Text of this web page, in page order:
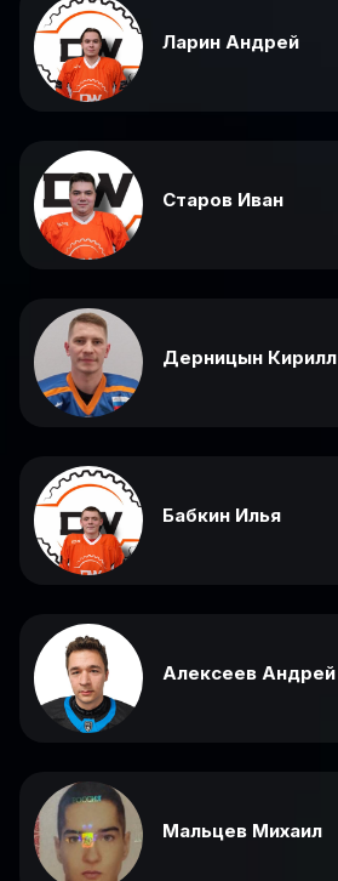
Ларин Андрей
Старов Иван
Дерницын Кирилл
Бабкин Илья
Алексеев Андрей
Мальцев Михаил